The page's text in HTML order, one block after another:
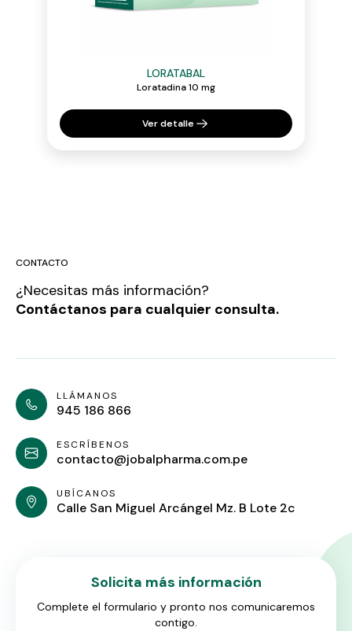
LORATABAL
Loratadina 10 mg
Ver detalle
CONTACTO
¿Necesitas más información?
Contáctanos para cualquier consulta.
945 186 866
LLÁMANOS
contacto@jobalpharma.com.pe
ESCRÍBENOS
Calle San Miguel Arcángel Mz. B Lote 2c
UBÍCANOS
Solicita más información
Complete el formulario y pronto nos comunicaremos
contigo.